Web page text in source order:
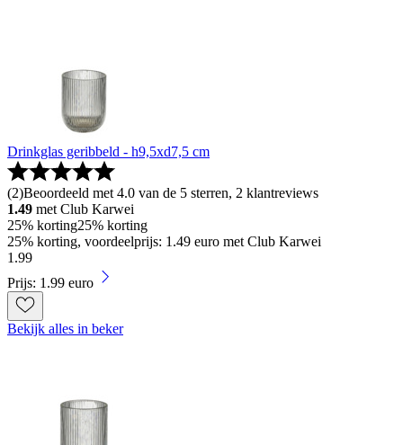
Drinkglas geribbeld - h9,5xd7,5 cm
(2)Beoordeeld met 4.0 van de 5 sterren, 2 klantreviews
1.49 met Club Karwei
25% korting25% korting
25% korting, voordeelprijs: 1.49 euro met Club Karwei
1 .99
Prijs: 1.99 euro
Bekijk alles in beker